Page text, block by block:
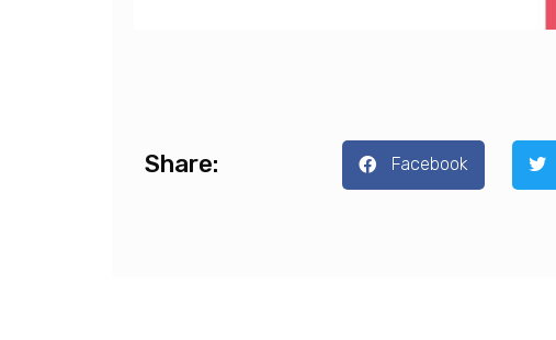
Share: Facebook